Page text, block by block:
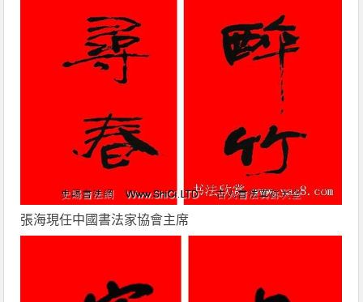
張海現任中國書法家協會主席